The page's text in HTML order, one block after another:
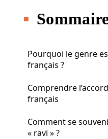
Pourquoi le genre
français ?
Comprendre
français
Comment se
« ravi » ?